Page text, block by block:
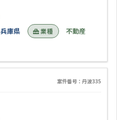
兵庫県 業種 不動産
案件番号：丹波335